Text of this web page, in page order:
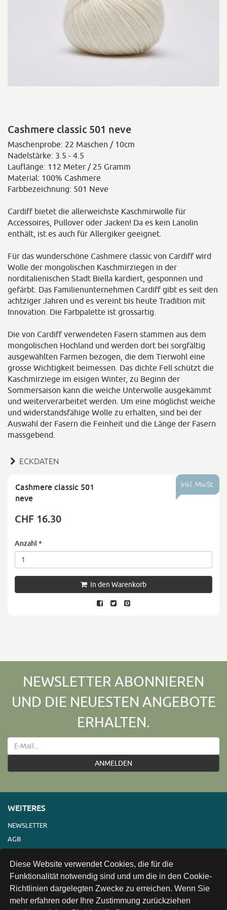
Diese Website verwendet Cookies, die für die
Funktionalität notwendig sind und um die in den Cookie-
Richtlinien dargelegten Zwecke zu erreichen. Wenn Sie
mehr erfahren oder Ihre Zustimmung zurückziehen
Cashmere classic 501 neve
Maschenprobe: 22 Maschen / 10cm
Nadelstärke: 3.5 - 4.5
Lauflänge: 112 Meter / 25 Gramm
Material: 100% Cashmere
Farbbezeichnung: 501 Neve
Cardiff bietet die allerweichste Kaschmirwolle für
Accessoires, Pullover oder Jacken! Da es kein Lanolin
enthält, ist es auch für Allergiker geeignet.
Für das wunderschöne Cashmere classic von Cardiff wird
Wolle der mongolischen Kaschmirziegen in der
norditalienischen Stadt Biella kardiert, gesponnen und
gefärbt. Das Familienunternehmen Cardiff gibt es seit den
achtziger Jahren und es vereint bis heute Tradition mit
Innovation. Die Farbpalette ist grossartig.
Die von Cardiff verwendeten Fasern stammen aus dem
mongolischen Hochland und werden dort bei sorgfältig
ausgewählten Farmen bezogen, die dem Tierwohl eine
grosse Wichtigkeit beimessen. Das dichte Fell schützt die
Kaschmirziege im eisigen Winter, zu Beginn der
Sommersaison kann die weiche Unterwolle ausgekämmt
und weiterverarbeitet werden. Um eine möglichst weiche
und widerstandsfähige Wolle zu erhalten, sind bei der
Auswahl der Fasern die Feinheit und die Länge der Fasern
massgebend.
ECKDATEN
Inkl. MwSt.
Cashmere classic 501
neve
CHF 16.30
Anzahl *
In den Warenkorb
NEWSLETTER ABONNIEREN
UND DIE NEUESTEN ANGEBOTE
ERHALTEN.
ANMELDEN
WEITERES
NEWSLETTER
AGB
VERSAND
KONTAKT
LINKS